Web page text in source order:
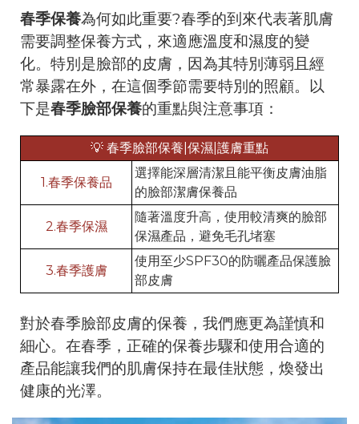
春季保養為何如此重要?春季的到來代表著肌膚
需要調整保養方式，來適應溫度和濕度的變
化。特別是臉部的皮膚，因為其特別薄弱且經
常暴露在外，在這個季節需要特別的照顧。以
下是春季臉部保養的重點與注意事項：
💡 春季臉部保養|保濕|護膚重點
1.春季保養品
選擇能深層清潔且能平衡皮膚油脂
的臉部潔膚保養品
2.春季保濕
隨著溫度升高，使用較清爽的臉部
保濕產品，避免毛孔堵塞
3.春季護膚
使用至少SPF30的防曬產品保護臉
部皮膚
對於春季臉部皮膚的保養，我們應更為謹慎和
細心。在春季，正確的保養步驟和使用合適的
產品能讓我們的肌膚保持在最佳狀態，煥發出
健康的光澤。